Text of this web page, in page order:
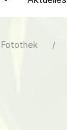
Fotothek